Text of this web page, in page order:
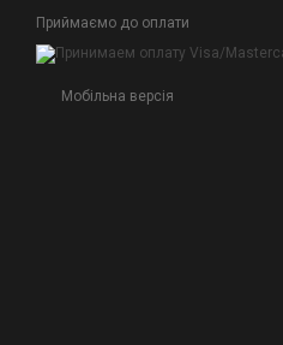
Приймаємо до оплати
Мобільна версія